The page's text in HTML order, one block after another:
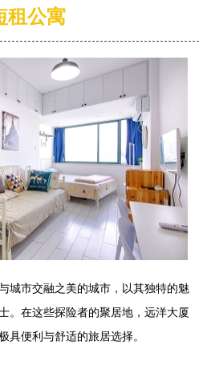
租公寓
城市交融之美的城市，以其独特的魅
。在这些探险者的聚居地，远洋大厦
具便利与舒适的旅居选择。